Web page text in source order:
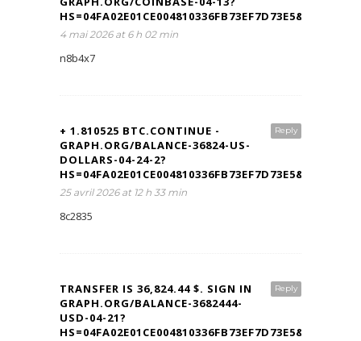
HS=04FA02E01CE004810336FB73EF7D73E5&
4 mai 2026 at 6 h 02 min
n8b4x7
Reply
+ 1.810525 ВТС.CONTINUE -
GRAPH.ORG/BALANCE-36824-US-
DOLLARS-04-24-2?
HS=04FA02E01CE004810336FB73EF7D73E5&
25 avril 2026 at 12 h 33 min
8c2835
Reply
TRANSFER IS 36,824.44 $. SIGN IN
GRAPH.ORG/BALANCE-3682444-
USD-04-21?
HS=04FA02E01CE004810336FB73EF7D73E5&